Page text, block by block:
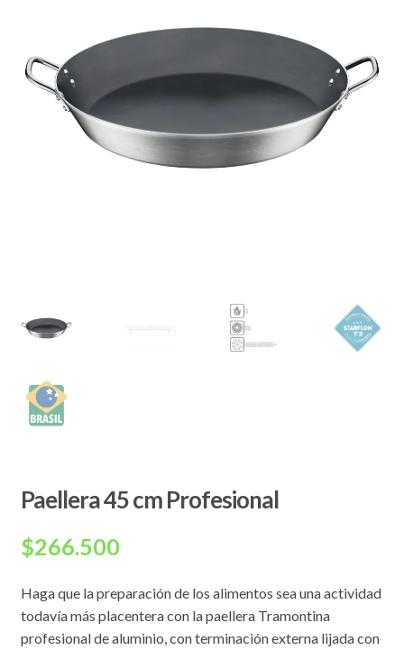
Paellera 45 cm Profesional
$266.500
Haga que la preparación de los alimentos sea una actividad
todavía más placentera con la paellera Tramontina
profesional de aluminio, con terminación externa lijada con